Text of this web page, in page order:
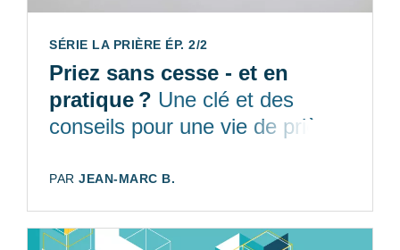
SÉRIE LA PRIÈRE ÉP. 2/2
Priez sans cesse - et en
pratique ? Une clé et des
conseils pour une vie de prière
AUTEUR:
PAR JEAN-MARC B.